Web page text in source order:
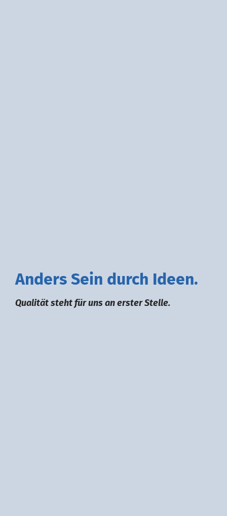
Anders Sein durch deen.
Qualität steht für uns an erster Stelle.